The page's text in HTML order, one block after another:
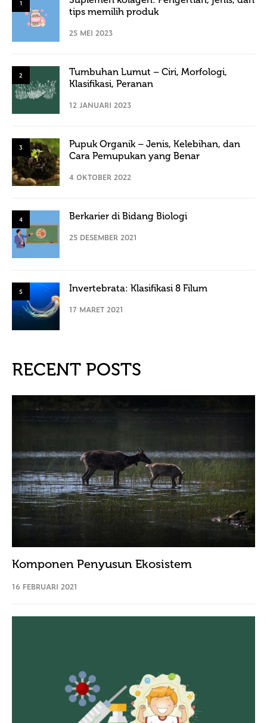
1
tips memilih produk
25 MEI 2023
2
Tumbuhan Lumut – Ciri, Morfologi,
Klasifikasi, Peranan
12 JANUARI 2023
3
Pupuk Organik – Jenis, Kelebihan, dan
Cara Pemupukan yang Benar
4 OKTOBER 2022
4 Berkarier di Bidang Biologi
25 DESEMBER 2021
5 Invertebrata: Klasifikasi 8 Filum
17 MARET 2021
RECENT POSTS
Komponen Penyusun Ekosistem
16 FEBRUARI 2021